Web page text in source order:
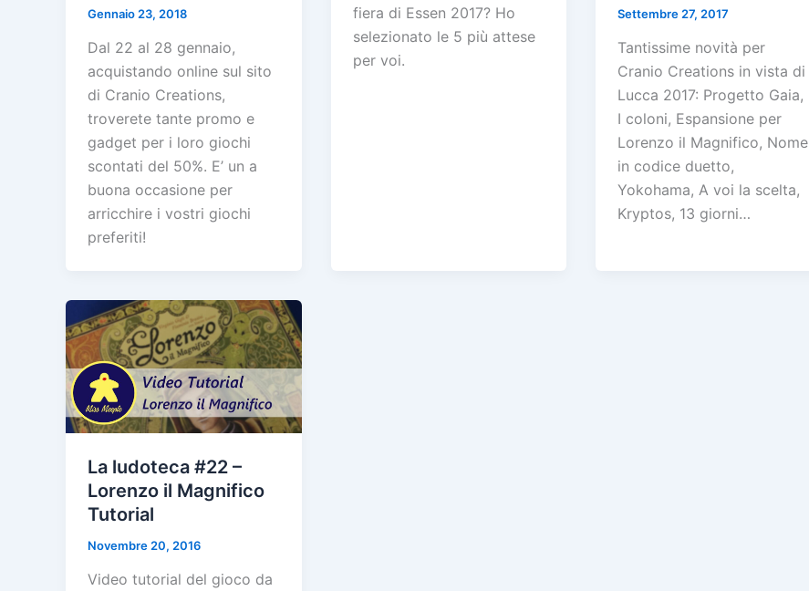
Gennaio 23, 2018
Dal 22 al 28 gennaio,
acquistando online sul sito
di Cranio Creations,
troverete tante promo e
gadget per i loro giochi
scontati del 50%. E’ un a
buona occasione per
arricchire i vostri giochi
preferiti!
fiera di Essen 2017? Ho
selezionato le 5 più attese
per voi.
Settembre 27, 2017
Tantissime novità per
Cranio Creations in vista di
Lucca 2017: Progetto Gaia,
I coloni, Espansione per
Lorenzo il Magnifico, Nome
in codice duetto,
Yokohama, A voi la scelta,
Kryptos, 13 giorni…
La ludoteca #22 –
Lorenzo il Magnifico
Tutorial
Novembre 20, 2016
Video tutorial del gioco da